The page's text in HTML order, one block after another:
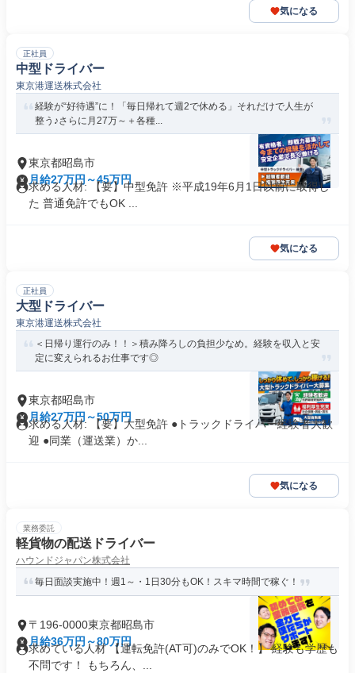
気になる
正社員
中型ドライバー
東京港運送株式会社
経験が“好待遇”に！「毎日帰れて週2で休める」それだけで人生が
整う♪さらに月27万～＋各種...
東京都昭島市
月給27万円～45万円
求める人材: 【要】中型免許 ※平成19年6月1日以前に取得し
た 普通免許でもOK ...
気になる
正社員
大型ドライバー
東京港運送株式会社
＜日帰り運行のみ！！＞積み降ろしの負担少なめ。経験を収入と安
定に変えられるお仕事です◎
東京都昭島市
月給27万円～50万円
求める人材: 【要】大型免許 ●トラックドライバー経験者大歓
迎 ●同業（運送業）か...
気になる
業務委託
軽貨物の配送ドライバー
ハウンドジャパン株式会社
毎日面談実施中！週1～・1日30分もOK！スキマ時間で稼ぐ！
〒196-0000東京都昭島市
月給36万円～80万円
求めている人材 【運転免許(AT可)のみでOK！】 経験も学歴も
不問です！ もちろん、...